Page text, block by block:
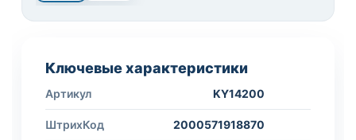
Ключевые характеристики
Артикул KY14200
ШтрихКод 2000571918870